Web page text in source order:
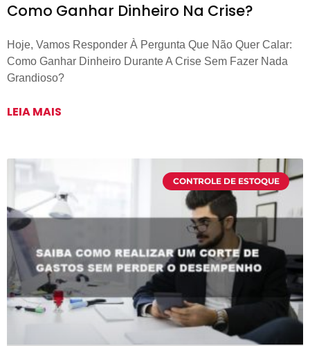
Como Ganhar Dinheiro Na Crise?
Hoje, Vamos Responder À Pergunta Que Não Quer Calar:
Como Ganhar Dinheiro Durante A Crise Sem Fazer Nada
Grandioso?
LEIA MAIS
CONTROLE DE ESTOQUE